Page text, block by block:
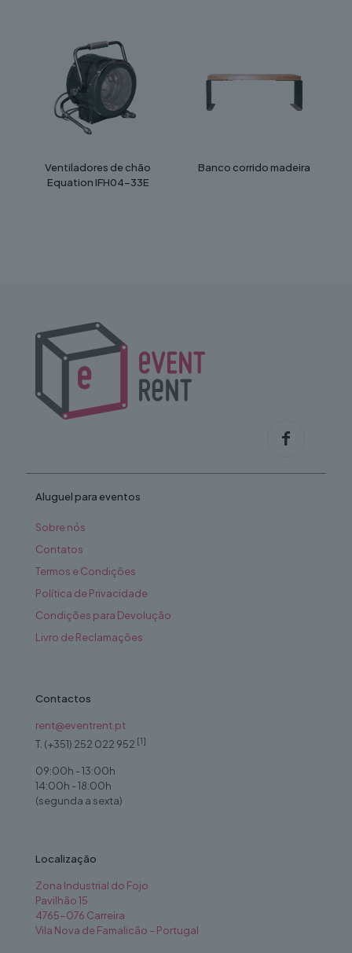
Ventiladores de chão
Equation IFH04-33E
Banco corrido madeira
Aluguel para eventos
Sobre nós
Contatos
Termos e Condições
Política de Privacidade
Condições para Devolução
Livro de Reclamações
Contactos
rent@eventrent.pt
T. (+351) 252 022 952 [1]
09:00h - 13:00h
14:00h - 18:00h
(segunda a sexta)
Localização
Zona Industrial do Fojo
Pavilhão 15
4765-076 Carreira
Vila Nova de Famalicão – Portugal